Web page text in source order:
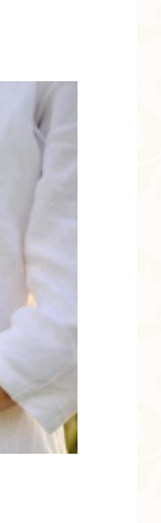
活動実績